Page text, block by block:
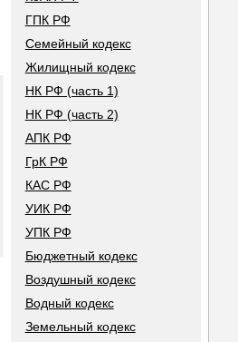
ГПК РФ
Семейный кодекс
Жилищный кодекс
НК РФ (часть 1)
НК РФ (часть 2)
АПК РФ
ГрК РФ
КАС РФ
УИК РФ
УПК РФ
Бюджетный кодекс
Воздушный кодекс
Водный кодекс
Земельный кодекс